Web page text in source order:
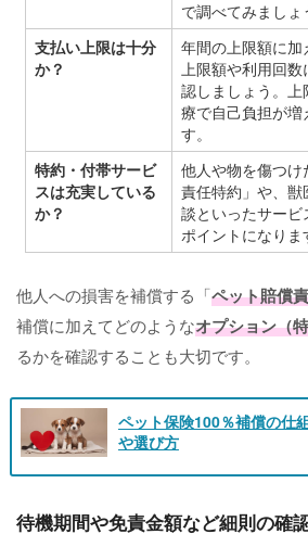
で調べてみましょ
支払い上限は十分
か？
年間の上限額に
上限額や利用回
認しましょう。
療で自己負担が増
す。
特約・付帯サービ
スは充実している
か？
他人や物を傷つ
責任特約」や、
談といったサー
ポイントになりま
他人への損害を補償する「ペット賠償
補償に加えてどのようなオプション（
るかを確認することも大切です。
ペット保険100％補償の仕
や選び方
待機期間や免責金額など細則の確